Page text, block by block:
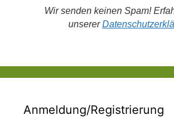
Wir senden keinen Spam!
unserer
Anmeldung/Registrierung